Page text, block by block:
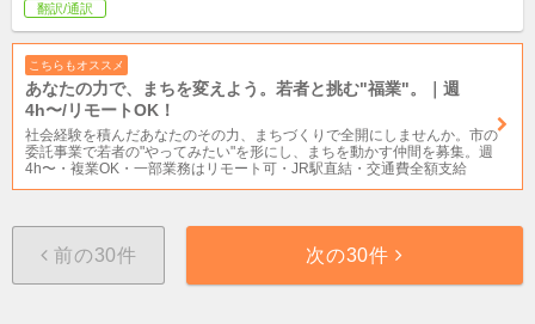
翻訳/通訳
こちらもオススメ
あなたの力で、まちを変えよう。若者と挑む"福業"。｜週
4h〜/リモートOK！
社会経験を積んだあなたのその力、まちづくりで全開にしませんか。市の
委託事業で若者の"やってみたい"を形にし、まちを動かす仲間を募集。週
4h〜・複業OK・一部業務はリモート可・JR駅直結・交通費全額支給
前の30件 次の30件